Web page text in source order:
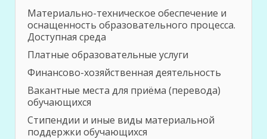
Материально-техническое обеспечение и
оснащенность образовательного процесса.
Доступная среда
Платные образовательные услуги
Финансово-хозяйственная деятельность
Вакантные места для приёма (перевода)
обучающихся
Стипендии и иные виды материальной
поддержки обучающихся